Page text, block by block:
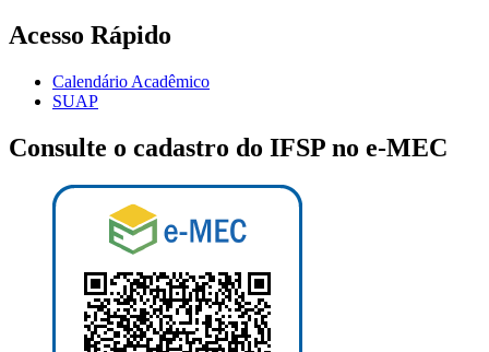
Acesso Rápido
Calendário Acadêmico
SUAP
Consulte o cadastro do IFSP no e-MEC